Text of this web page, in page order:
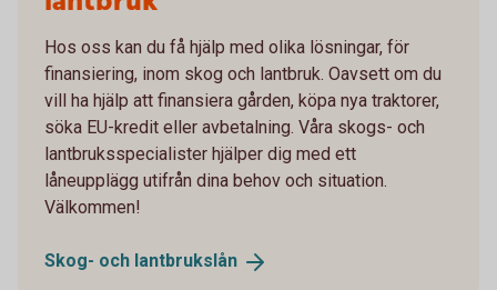
Hos oss kan du få hjälp med olika lösningar, för
finansiering, inom skog och lantbruk. Oavsett om du
vill ha hjälp att finansiera gården, köpa nya traktorer,
söka EU-kredit eller avbetalning. Våra skogs- och
lantbruksspecialister hjälper dig med ett
låneupplägg utifrån dina behov och situation.
Välkommen!
Skog- och lantbrukslån